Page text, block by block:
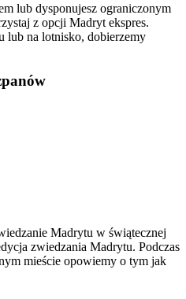
lub dysponujesz ograniczonym
z opcji Madryt ekspres.
lub na lotnisko, dobierzemy
Madrytu w świątecznej
zwiedzania Madrytu. Podczas
mieście opowiemy o tym jak